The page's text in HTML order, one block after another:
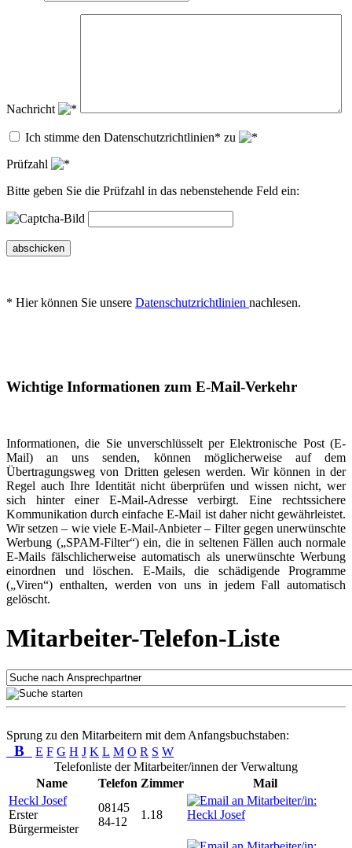
Nachricht
Ich stimme den Datenschutzrichtlinien* zu
Prüfzahl
Bitte geben Sie die Prüfzahl in das nebenstehende Feld ein:
abschicken
* Hier können Sie unsere Datenschutzrichtlinien nachlesen.
Wichtige Informationen zum E-Mail-Verkehr
Informationen, die Sie unverschlüsselt per Elektronische Post (E-
Mail) an uns senden, können möglicherweise auf dem
Übertragungsweg von Dritten gelesen werden. Wir können in der
Regel auch Ihre Identität nicht überprüfen und wissen nicht, wer
sich hinter einer E-Mail-Adresse verbirgt. Eine rechtssichere
Kommunikation durch einfache E-Mail ist daher nicht gewährleistet.
Wir setzen – wie viele E-Mail-Anbieter – Filter gegen unerwünschte
Werbung („SPAM-Filter“) ein, die in seltenen Fällen auch normale
E-Mails fälschlicherweise automatisch als unerwünschte Werbung
einordnen und löschen. E-Mails, die schädigende Programme
(„Viren“) enthalten, werden von uns in jedem Fall automatisch
gelöscht.
Mitarbeiter-Telefon-Liste
Sprung zu den Mitarbeitern mit dem Anfangsbuchstaben:
B E F G H J K L M O R S W
Telefonliste der Mitarbeiter/innen der Verwaltung
Name
Telefon Zimmer
Mail
Heckl Josef
Erster
Bürgermeister
08145
84-12
1.18